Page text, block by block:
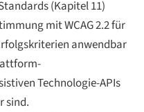
(Kapitel 11)
mit WCAG 2.2 für
anwendbar
Technologie-APIs
sind.